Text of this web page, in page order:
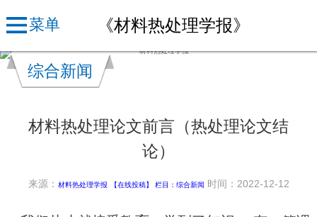
菜单 《材料热处理学报》
综合新闻
材料热处理论文前言（热处理论文结
论）
来源： 材料热处理学报 【在线投稿】 栏目： 综合新闻 时间：2022-12-12